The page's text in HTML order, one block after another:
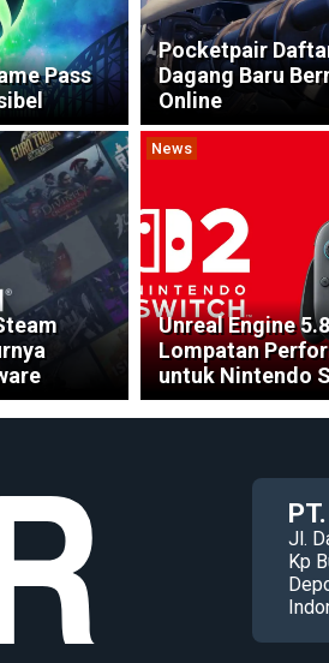
Pass
Pocketpair
Dagang Baru
Online
News
Unreal Engine
Lompatan
untuk Nintendo
Jl.
Kp